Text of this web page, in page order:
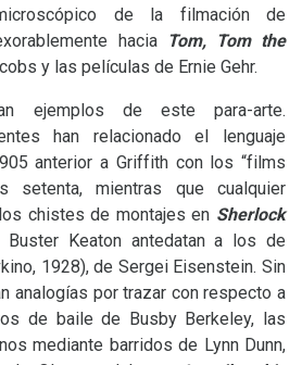
de la filmación de
hacia
Tom, Tom the
y las películas de Ernie Gehr.
ejemplos de este para-arte.
han relacionado el lenguaje
anterior a Griffith con los “films
setenta, mientras que cualquier
chistes de montajes en Sherlock
Keaton antedatan a los de
1928), de Sergei Eisenstein. Sin
analogías por trazar con respecto a
de baile de Busby Berkeley, las
mediante barridos de Lynn Dunn,